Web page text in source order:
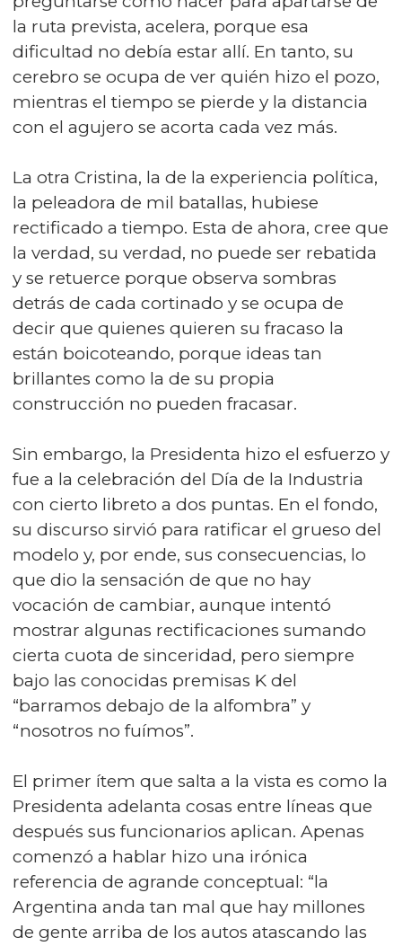
la ruta prevista, acelera, porque esa
dificultad no debía estar allí. En tanto, su
cerebro se ocupa de ver quién hizo el pozo,
mientras el tiempo se pierde y la distancia
con el agujero se acorta cada vez más.
La otra Cristina, la de la experiencia política,
la peleadora de mil batallas, hubiese
rectificado a tiempo. Esta de ahora, cree que
la verdad, su verdad, no puede ser rebatida
y se retuerce porque observa sombras
detrás de cada cortinado y se ocupa de
decir que quienes quieren su fracaso la
están boicoteando, porque ideas tan
brillantes como la de su propia
construcción no pueden fracasar.
Sin embargo, la Presidenta hizo el esfuerzo y
fue a la celebración del Día de la Industria
con cierto libreto a dos puntas. En el fondo,
su discurso sirvió para ratificar el grueso del
modelo y, por ende, sus consecuencias, lo
que dio la sensación de que no hay
vocación de cambiar, aunque intentó
mostrar algunas rectificaciones sumando
cierta cuota de sinceridad, pero siempre
bajo las conocidas premisas K del
“barramos debajo de la alfombra” y
“nosotros no fuímos”.
El primer ítem que salta a la vista es como la
Presidenta adelanta cosas entre líneas que
después sus funcionarios aplican. Apenas
comenzó a hablar hizo una irónica
referencia de agrande conceptual: “la
Argentina anda tan mal que hay millones
de gente arriba de los autos atascando las